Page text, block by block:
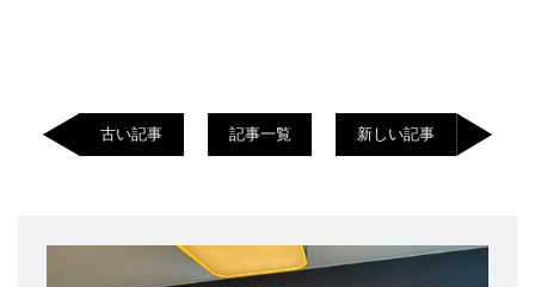
古い記事 記事一覧 新しい記事